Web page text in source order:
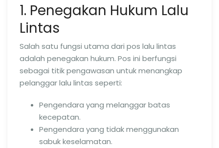
1. Penegakan Hukum Lalu
Lintas
Salah satu fungsi utama dari pos lalu lintas
adalah penegakan hukum. Pos ini berfungsi
sebagai titik pengawasan untuk menangkap
pelanggar lalu lintas seperti:
Pengendara yang melanggar batas
kecepatan.
Pengendara yang tidak menggunakan
sabuk keselamatan.